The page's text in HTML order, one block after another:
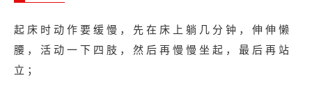
起床时动作要缓慢，先在床上躺几分钟，伸伸懒
腰，活动一下四肢，然后再慢慢坐起，最后再站
立；